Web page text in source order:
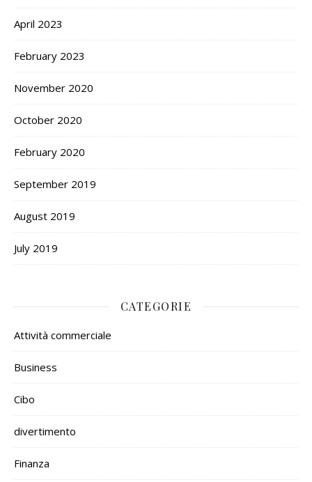
April 2023
February 2023
November 2020
October 2020
February 2020
September 2019
August 2019
July 2019
CATEGORIE
Attività commerciale
Business
Cibo
divertimento
Finanza